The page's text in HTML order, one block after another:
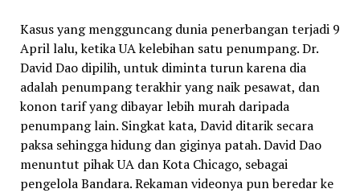
Kasus yang mengguncang dunia penerbangan terjadi 9
April lalu, ketika UA kelebihan satu penumpang. Dr.
David Dao dipilih, untuk diminta turun karena dia
adalah penumpang terakhir yang naik pesawat, dan
konon tarif yang dibayar lebih murah daripada
penumpang lain. Singkat kata, David ditarik secara
paksa sehingga hidung dan giginya patah. David Dao
menuntut pihak UA dan Kota Chicago, sebagai
pengelola Bandara. Rekaman videonya pun beredar ke